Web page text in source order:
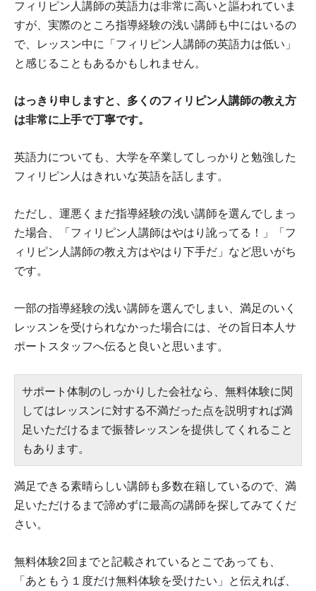
フィリピン人講師の英語力は非常に高いと謳われていま
すが、実際のところ指導経験の浅い講師も中にはいるの
で、レッスン中に「フィリピン人講師の英語力は低い」
と感じることもあるかもしれません。
はっきり申しますと、多くのフィリピン人講師の教え方
は非常に上手で丁寧です。
英語力についても、大学を卒業してしっかりと勉強した
フィリピン人はきれいな英語を話します。
ただし、運悪くまだ指導経験の浅い講師を選んでしまっ
た場合、「フィリピン人講師はやはり訛ってる！」「フ
ィリピン人講師の教え方はやはり下手だ」など思いがち
です。
一部の指導経験の浅い講師を選んでしまい、満足のいく
レッスンを受けられなかった場合には、その旨日本人サ
ポートスタッフへ伝ると良いと思います。
サポート体制のしっかりした会社なら、無料体験に関
してはレッスンに対する不満だった点を説明すれば満
足いただけるまで振替レッスンを提供してくれること
もあります。
満足できる素晴らしい講師も多数在籍しているので、満
足いただけるまで諦めずに最高の講師を探してみてくだ
さい。
無料体験2回までと記載されているとこであっても、
「あともう１度だけ無料体験を受けたい」と伝えれば、